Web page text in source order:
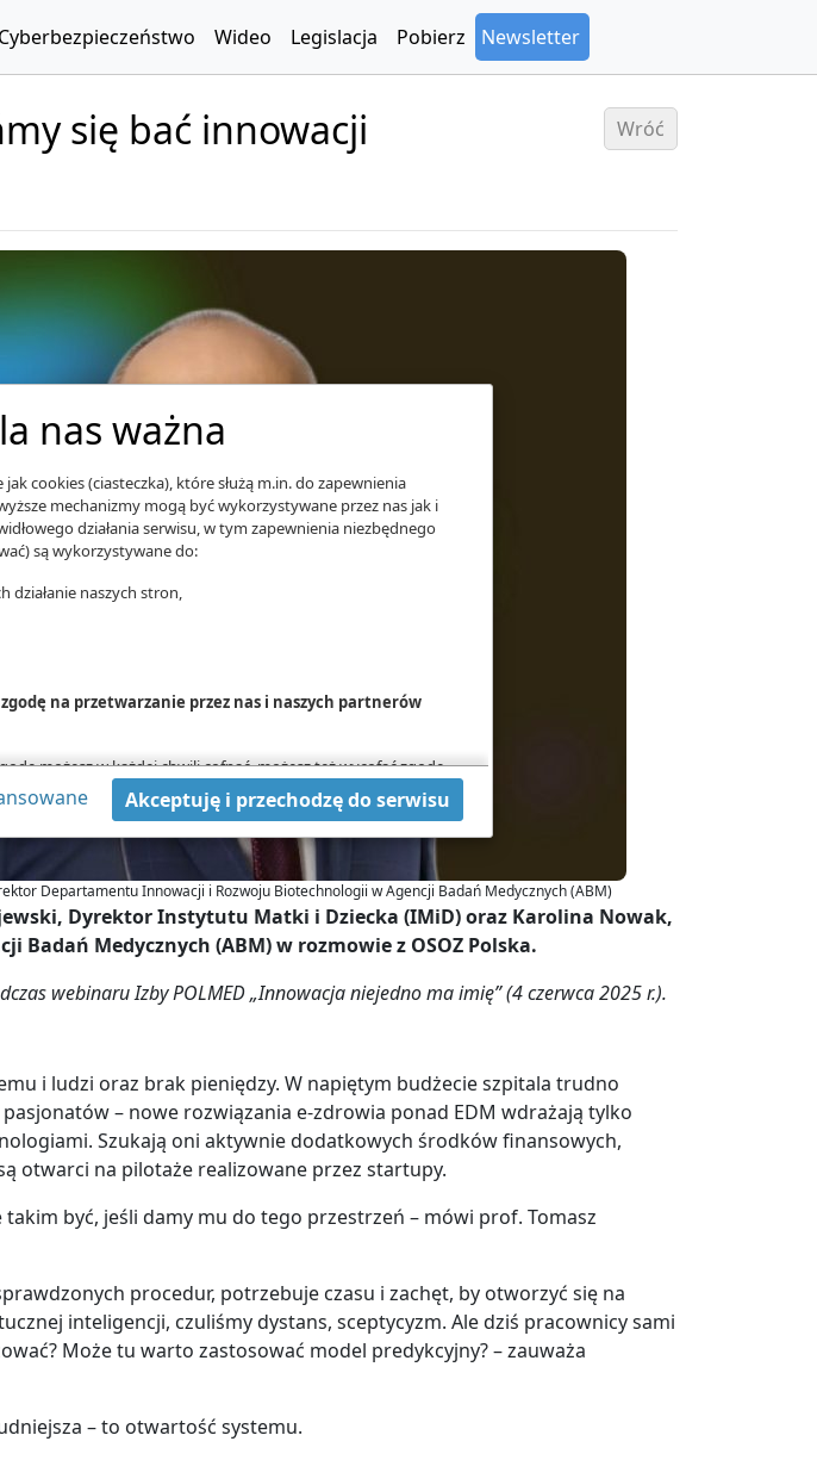
Cyberbezpieczeństwo Wideo Legislacja Pobierz Newsletter
się bać innowacji Wróć
Departamentu Innowacji i Rozwoju Biotechnologii w Agencji Badań Medycznych (ABM)
Dyrektor Instytutu Matki i Dziecka (IMiD) oraz Karolina Nowak,
Medycznych (ABM) w rozmowie z OSOZ Polska.
webinaru Izby POLMED „Innowacja niejedno ma imię” (4 czerwca 2025 r.).
i ludzi oraz brak pieniędzy. W napiętym budżecie szpitala trudno
– nowe rozwiązania e-zdrowia ponad EDM wdrażają tylko
Szukają oni aktywnie dodatkowych środków finansowych,
otwarci na pilotaże realizowane przez startupy.
być, jeśli damy mu do tego przestrzeń – mówi prof. Tomasz
procedur, potrzebuje czasu i zachęt, by otworzyć się na
inteligencji, czuliśmy dystans, sceptycyzm. Ale dziś pracownicy sami
Może tu warto zastosować model predykcyjny? – zauważa
– to otwartość systemu.
nas ważna
cookies (ciasteczka), które służą m.in. do zapewnienia
mechanizmy mogą być wykorzystywane przez nas jak i
działania serwisu, w tym zapewnienia niezbędnego
są wykorzystywane do:
działanie naszych stron,
na przetwarzanie przez nas i naszych partnerów
możesz w każdej chwili cofnąć, możesz też wycofać zgodę
chcesz dowiedzieć się więcej lub chcesz przeprowadzić
„Ustawień zaawansowanych”.
na naszych stronach znajdziesz w
Polityce cookies
Akceptuję i przechodzę do serwisu